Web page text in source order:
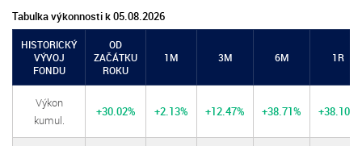
Tabulka výkonnosti k 05.08.2026
HISTORICKÝ
VÝVOJ
FONDU
OD
ZAČÁTKU
ROKU
1M 3M 6M 1R
Výkon
kumul.
+30.02% +2.13% +12.47% +38.71% +38.10%